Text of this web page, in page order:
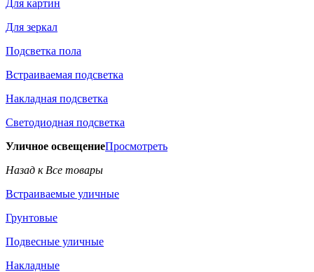
Для картин
Для зеркал
Подсветка пола
Встраиваемая подсветка
Накладная подсветка
Светодиодная подсветка
Уличное освещениеПросмотреть
Назад к Все товары
Встраиваемые уличные
Грунтовые
Подвесные уличные
Накладные